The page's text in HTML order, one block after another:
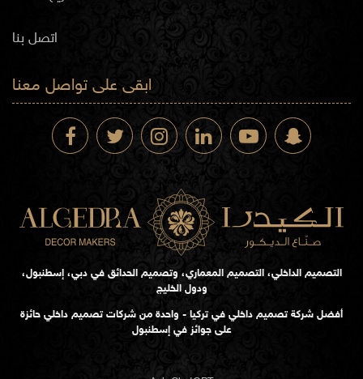
اتصل بنا
ابقى على تواصل معنا
التصميم الداخلي، التصميم المعماري، وتصميم الحدائق في دبي، إسطنبول،
ودول الخليج
أفضل شركة تصميم داخلي في تركيا - واحدة من شركات تصميم داخلي حائزة
على جوائز في إسطنبول